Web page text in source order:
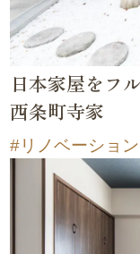
日本家屋をフ
西条町寺家
リノベーショ